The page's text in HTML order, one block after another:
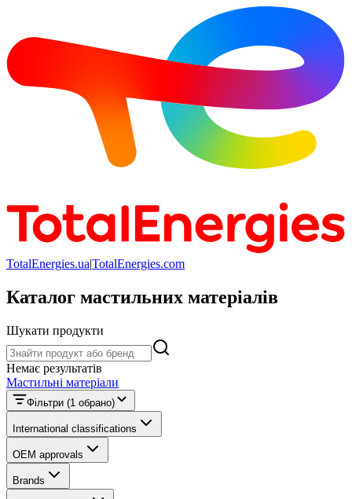
TotalEnergies.ua|TotalEnergies.com
Каталог мастильних матеріалів
Шукати продукти
Шукати продукти
Немає результатів
Мастильні матеріали
Фільтри (1 обрано)
International classifications
OEM approvals
Brands